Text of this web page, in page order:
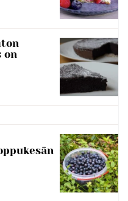
on